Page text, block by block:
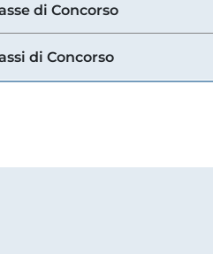
di Concorso
di Concorso